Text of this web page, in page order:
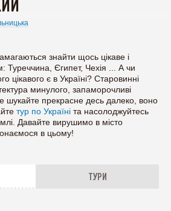
знайти щось цікаве і
Туреччина, Єгипет, Чехія ... А чи
цікавого є в Україні? Старовинні
минулого, запаморочливі
шукайте прекрасне десь далеко, воно
тур по Україні та насолоджуйтесь
Давайте вирушимо в місто
в цьому!
ТУРИ